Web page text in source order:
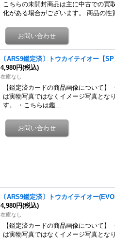
こちらの未開封商品は主に中古での買
化がある場合がございます。 商品の性
〔ARS9鑑定済〕トウカイテイオー【
4,980円(税込)
在庫なし
【鑑定済カードの商品画像について
は実物写真ではなくイメージ写真とな
す。 ・こちらは鑑…
〔ARS9鑑定済〕トウカイテイオー
4,980円(税込)
在庫なし
【鑑定済カードの商品画像について
は実物写真ではなくイメージ写真とな